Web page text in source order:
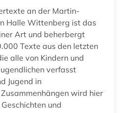
gewalttätigkeit (1)
(1)
grundschulunterricht (1)
an der Martin-
Halle Wittenberg ist das
Art und beherbergt
Texte aus den letzten
alle von Kindern und
verfasst
Jugend in
wird hier
und